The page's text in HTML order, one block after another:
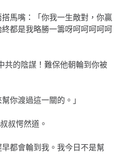
馬嘴：「你我一生敵對，你贏
都是我略勝一籌呀呵呵呵呵呵
共的陰謀！難保他朝輪到你被
你渡過這一關的。」
叔愕然道。
早都會輪到我。我今日不是幫